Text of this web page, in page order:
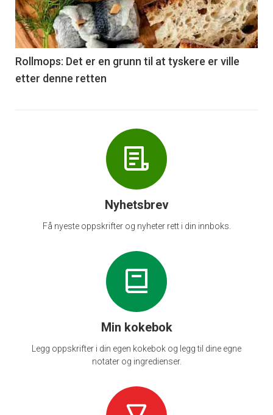
nå
-
6
Rollmops: Det er en grunn til at tyskere er ville
etter denne retten
Nyhetsbrev
Få nyeste oppskrifter og nyheter rett i din innboks.
Min kokebok
Legg oppskrifter i din egen kokebok og legg til dine egne
notater og ingredienser.